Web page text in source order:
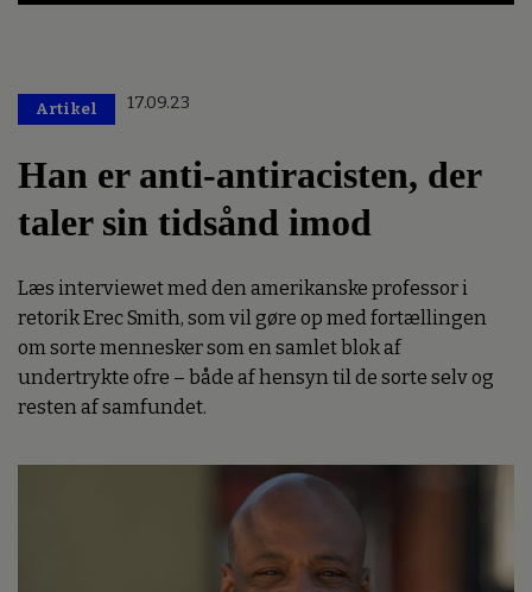
Artikel 17.09.23
Han er anti-antiracisten, der
taler sin tidsånd imod
Læs interviewet med den amerikanske professor i
retorik Erec Smith, som vil gøre op med fortællingen
om sorte mennesker som en samlet blok af
undertrykte ofre – både af hensyn til de sorte selv og
resten af samfundet.